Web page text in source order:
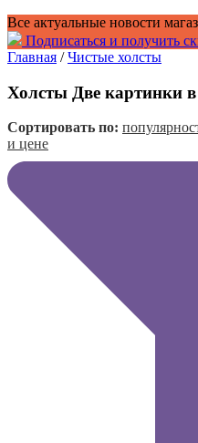
Все актуальные новости
Подписаться и получить
Главная /Чистые холсты
Холсты Две картинки
Сортировать по:
и цене